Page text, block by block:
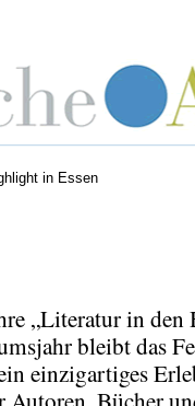
in Essen
„Literatur in den
bleibt das
einzigartiges